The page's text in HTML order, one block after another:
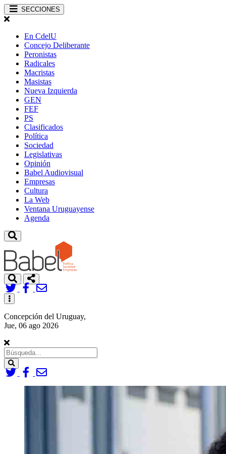
SECCIONES
En CdelU
Concejo Deliberante
Peronistas
Radicales
Macristas
Masistas
Nueva Izquierda
GEN
FEF
PS
Clasificados
Política
Sociedad
Legislativas
Opinión
Babel Audiovisual
Empresas
Cultura
La Web
Ventana Uruguayense
Agenda
Toggle
navigation
Concepción del Uruguay,
Jue, 06 ago 2026
Search